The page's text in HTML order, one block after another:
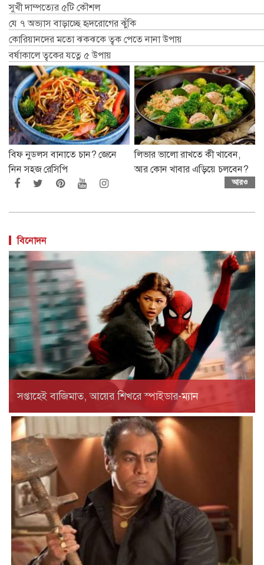
সুখী দাম্পত্যের ৫টি কৌশল
যে ৭ অভ্যাস বাড়াচ্ছে হৃদরোগের ঝুঁকি
কোরিয়ানদের মতো ঝকঝকে ত্বক পেতে নানা উপায়
বর্ষাকালে ত্বকের যত্নে ৫ উপায়
বিফ নুডলস বানাতে চান? জেনে
নিন সহজ রেসিপি
লিভার ভালো রাখতে কী খাবেন,
আর কোন খাবার এড়িয়ে চলবেন?
আরও
বিনোদন
সপ্তাহেই বাজিমাত, আয়ের শিখরে স্পাইডার-ম্যান